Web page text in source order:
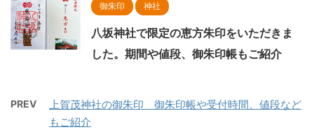
御朱印 神社
八坂神社で限定の恵方朱印をいただきま
した。期間や値段、御朱印帳もご紹介
PREV
上賀茂神社の御朱印 御朱印帳や受付時間、値段など
もご紹介